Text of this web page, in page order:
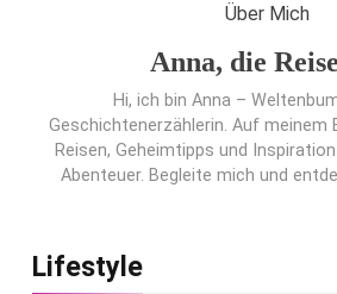
Über Mich
Anna, die
Hi, ich bin Anna –
Geschichtenerzählerin. Auf meinem
Reisen, Geheimtipps und
Abenteuer. Begleite mich und
Lifestyle